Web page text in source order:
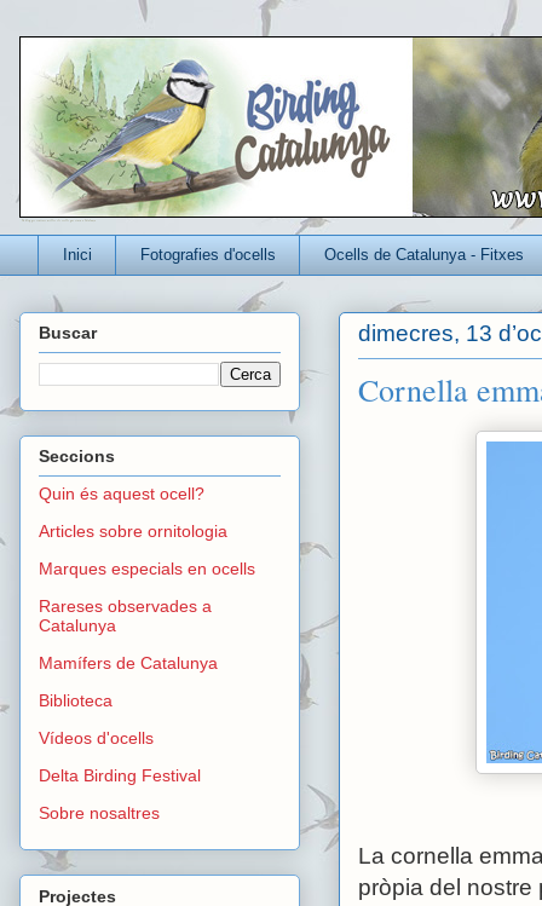
Un blog per conèixer millor els ocells que viuen a Catalunya
Inici Fotografies d'ocells Ocells de Catalunya - Fitxes
dimecres, 13
Cornella
La cornella
pròpia del
Buscar
Seccions
Quin és aquest ocell?
Articles sobre ornitologia
Marques especials en ocells
Rareses observades a
Catalunya
Mamífers de Catalunya
Biblioteca
Vídeos d'ocells
Delta Birding Festival
Sobre nosaltres
Projectes